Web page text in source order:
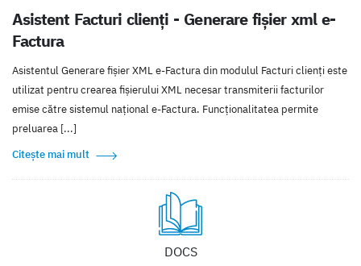
Asistent Facturi clienți - Generare fișier xml e-
Factura
Asistentul Generare fișier XML e-Factura din modulul Facturi clienți este
utilizat pentru crearea fișierului XML necesar transmiterii facturilor
emise către sistemul național e-Factura. Funcționalitatea permite
preluarea [...]
Citește mai mult
DOCS